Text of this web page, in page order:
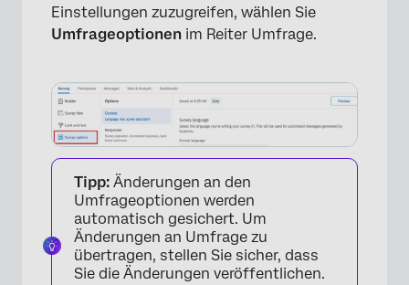
Einstellungen zuzugreifen, wählen Sie
Umfrageoptionen im Reiter Umfrage.
Tipp: Änderungen an den
Umfrageoptionen werden
automatisch gesichert. Um
Änderungen an Umfrage zu
übertragen, stellen Sie sicher, dass
Sie die Änderungen veröffentlichen.